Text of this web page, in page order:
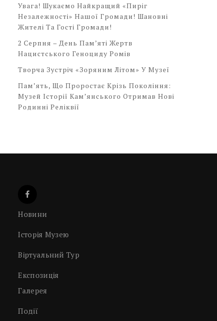
Увага! Шукаємо Найкращий «Пиріг
Незалежності» Нашої Громади! Шановні
Жителі Та Гості Громади!
2 Серпня – День Пам’яті Жертв
Нацистського Геноциду Ромів
Творча Зустріч «Зоряним Літом» У Музеї
Пам’ять, Що Проростає Крізь Покоління:
Музей Історії Кам’янського Отримав Нові
Родинні Реліквії
Новини
Історія Музею
Віртуальний Тур
Експозиція
Галерея
Події